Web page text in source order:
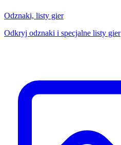
Odznaki, listy gier
Odkryj odznaki i specjalne listy gier